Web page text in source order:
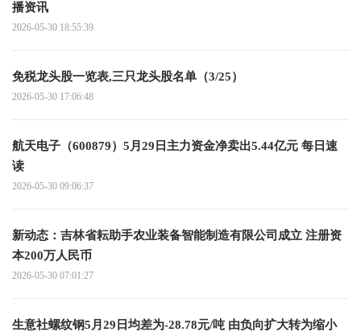
播资讯
2026-05-30 18:55:39
免税龙头股一览表,三只龙头股名单（3/25）
2026-05-30 17:06:48
航天电子（600879）5月29日主力资金净卖出5.44亿元 每日速
读
2026-05-30 09:06:37
新动态：吉林省耘助手农业装备智能制造有限公司成立 注册资
本200万人民币
2026-05-30 07:01:27
生意社螺纹钢5月29日均差为-28.78元/吨 由负向扩大转为缩小